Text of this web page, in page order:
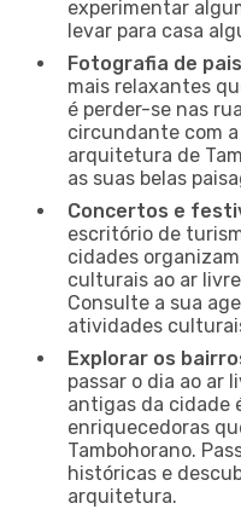
experimentar
levar para casa
Fotografia de
mais relaxantes
é perder-se nas
circundante com
arquitetura de
as suas belas
Concertos e
escritório de
cidades
culturais ao ar
Consulte a sua
atividades
Explorar os
passar o dia ao ar
antigas da cidade
enriquecedoras
Tambohorano.
históricas e
arquitetura.